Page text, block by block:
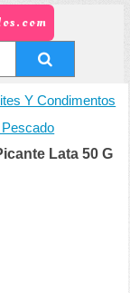
Y Condimentos
Lata 50 G